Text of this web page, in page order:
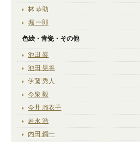
林 恭助
堀 一郎
色絵・青瓷・その他
池田 巖
池田 晃将
伊藤 秀人
今泉 毅
今井 瑠衣子
岩永 浩
内田 鋼一